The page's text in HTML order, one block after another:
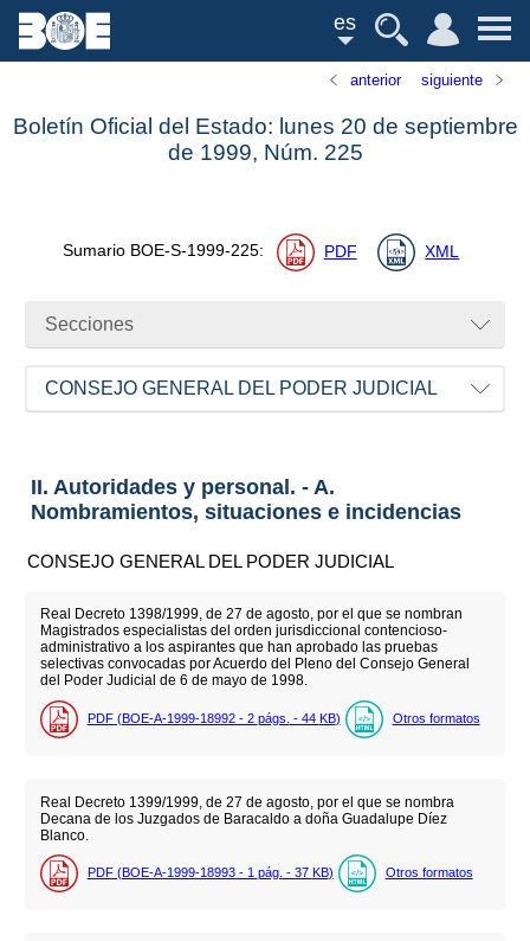
es
anterior siguiente
Boletín Oficial del Estado: lunes 20 de septiembre
de 1999, Núm. 225
Sumario BOE-S-1999-225: PDF XML
Secciones
CONSEJO GENERAL DEL PODER JUDICIAL
II. Autoridades y personal. - A.
Nombramientos, situaciones e incidencias
CONSEJO GENERAL DEL PODER JUDICIAL
Real Decreto 1398/1999, de 27 de agosto, por el que se nombran
Magistrados especialistas del orden jurisdiccional contencioso-
administrativo a los aspirantes que han aprobado las pruebas
selectivas convocadas por Acuerdo del Pleno del Consejo General
del Poder Judicial de 6 de mayo de 1998.
PDF (BOE-A-1999-18992 - 2 págs. - 44 KB) Otros formatos
Real Decreto 1399/1999, de 27 de agosto, por el que se nombra
Decana de los Juzgados de Baracaldo a doña Guadalupe Díez
Blanco.
PDF (BOE-A-1999-18993 - 1 pág. - 37 KB) Otros formatos